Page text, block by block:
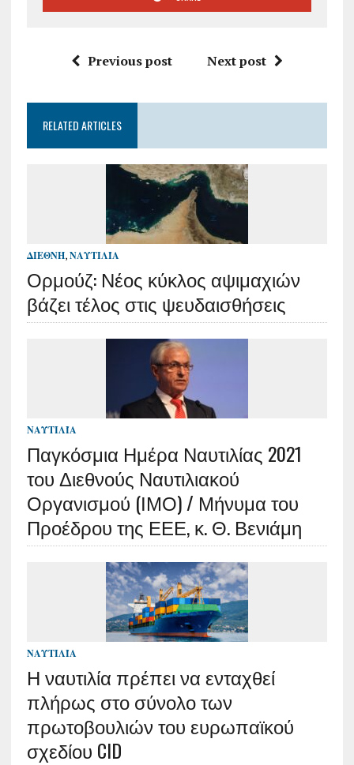
Previous post Next post
RELATED ARTICLES
ΔΙΕΘΝΉ, ΝΑΥΤΙΛΊΑ
Ορμούζ: Νέος κύκλος αψιμαχιών
βάζει τέλος στις ψευδαισθήσεις
ΝΑΥΤΙΛΊΑ
Παγκόσμια Ημέρα Ναυτιλίας 2021
του Διεθνούς Ναυτιλιακού
Οργανισμού (ΙΜΟ) / Μήνυμα του
Προέδρου της ΕΕΕ, κ. Θ. Βενιάμη
ΝΑΥΤΙΛΊΑ
Η ναυτιλία πρέπει να ενταχθεί
πλήρως στο σύνολο των
πρωτοβουλιών του ευρωπαϊκού
σχεδίου CID